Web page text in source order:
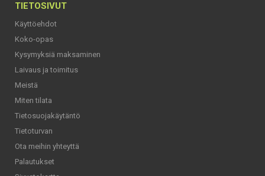
TIETOSIVUT
Käyttöehdot
Koko-opas
Kysymyksiä maksaminen
Laivaus ja toimitus
Meistä
Miten tilata
Tietosuojakäytäntö
Tietoturvan
Ota meihin yhteyttä
Palautukset